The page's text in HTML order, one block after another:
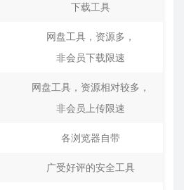
下载工具
网盘工具，资源多，
非会员下载限速
网盘工具，资源相对较多，
非会员上传限速
各浏览器自带
广受好评的安全工具